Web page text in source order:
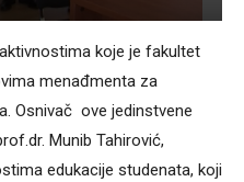
koje je fakultet
menađmenta za
Osnivač ove jedinstvene
Munib Tahirović,
edukacije studenata, koji